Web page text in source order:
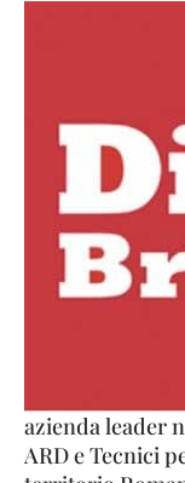
azienda leader
ARD e Tecnici